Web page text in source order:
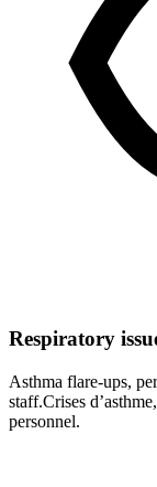
Respiratory
Asthma flare-ups,
staff.Crises
personnel.